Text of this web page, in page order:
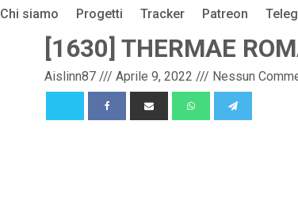
Chi siamo Progetti Tracker Patreon
[1630] THERMAE
Aislinn87 /// Aprile 9, 2022 /// Nessun